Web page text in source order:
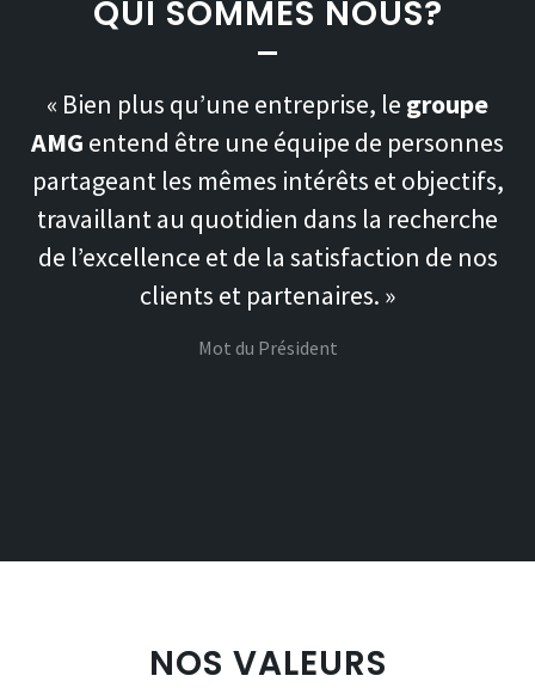
QUI SOMMES NOUS?
« Bien plus qu’une entreprise, le groupe
AMG entend être une équipe de personnes
partageant les mêmes intérêts et objectifs,
travaillant au quotidien dans la recherche
de l’excellence et de la satisfaction de nos
clients et partenaires. »
Mot du Président
NOS VALEURS